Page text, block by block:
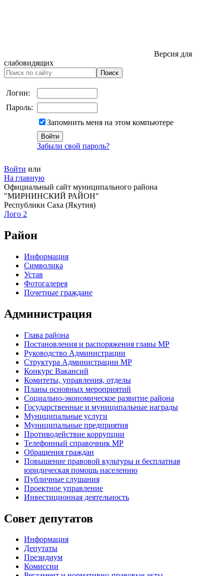
Версия для
слабовидящих
Логин:
Пароль:
Запомнить меня на этом компьютере
Забыли свой пароль?
Войти или
На главную
Официальный сайт муниципального района
"МИРНИНСКИЙ РАЙОН"
Республики Саха (Якутия)
Лого 2
Район
Информация
Символика
Устав
Фотогалерея
Почетные граждане
Администрация
Глава района
Постановления и распоряжения главы МР
Руководство Администрации
Структура Администрации МР
Конкурс Вакансий
Комитеты, управления, отделы
Планы основных мероприятий
Социально-экономическое развитие района
Государственные и муниципальные награды
Муниципальные услуги
Муниципальные предприятия
Противодействие коррупции
Телефонный справочник МР
Обращения граждан
Повышение правовой культуры и бесплатная
юридическая помощь населению
Публичные слушания
Проектное управление
Инвестиционная деятельность
Совет депутатов
Информация
Депутаты
Президиум
Комиссии